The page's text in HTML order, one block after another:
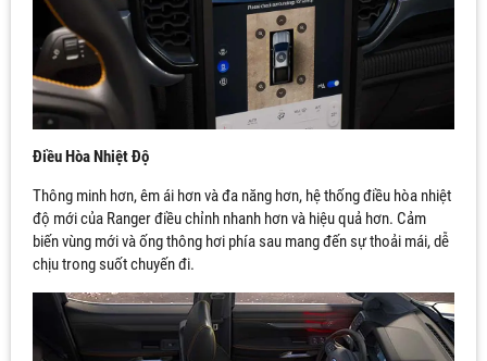
Điều Hòa Nhiệt Độ
Thông minh hơn, êm ái hơn và đa năng hơn, hệ thống điều hòa nhiệt
độ mới của Ranger điều chỉnh nhanh hơn và hiệu quả hơn. Cảm
biến vùng mới và ống thông hơi phía sau mang đến sự thoải mái, dễ
chịu trong suốt chuyến đi.